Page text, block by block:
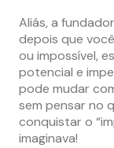
Aliás, a
depois que
ou impossível,
potencial e
pode mudar
sem pensar no
conquistar o
imaginava!